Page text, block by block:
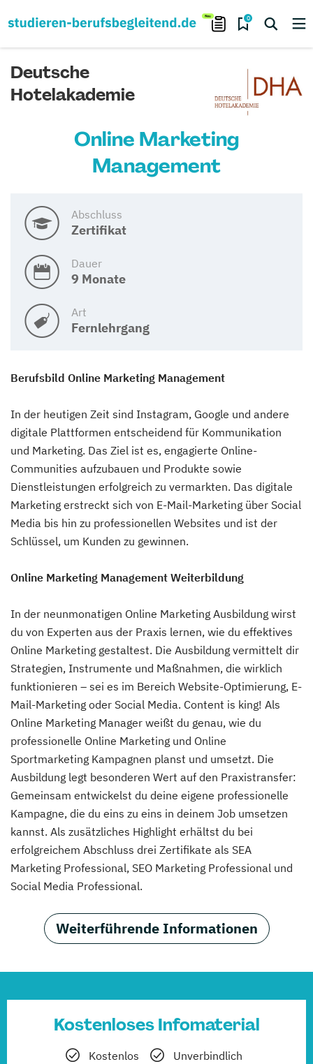
0
Deutsche
Hotelakademie
Online Marketing
Management
Abschluss
Zertifikat
Dauer
9 Monate
Art
Fernlehrgang
Berufsbild Online Marketing Management
In der heutigen Zeit sind Instagram, Google und andere
digitale Plattformen entscheidend für Kommunikation
und Marketing. Das Ziel ist es, engagierte Online-
Communities aufzubauen und Produkte sowie
Dienstleistungen erfolgreich zu vermarkten. Das digitale
Marketing erstreckt sich von E-Mail-Marketing über Social
Media bis hin zu professionellen Websites und ist der
Schlüssel, um Kunden zu gewinnen.
Online Marketing Management Weiterbildung
In der neunmonatigen Online Marketing Ausbildung wirst
du von Experten aus der Praxis lernen, wie du effektives
Online Marketing gestaltest. Die Ausbildung vermittelt dir
Strategien, Instrumente und Maßnahmen, die wirklich
funktionieren – sei es im Bereich Website-Optimierung, E-
Mail-Marketing oder Social Media. Content is king! Als
Online Marketing Manager weißt du genau, wie du
professionelle Online Marketing und Online
Sportmarketing Kampagnen planst und umsetzt. Die
Ausbildung legt besonderen Wert auf den Praxistransfer:
Gemeinsam entwickelst du deine eigene professionelle
Kampagne, die du eins zu eins in deinem Job umsetzen
kannst. Als zusätzliches Highlight erhältst du bei
erfolgreichem Abschluss drei Zertifikate als SEA
Marketing Professional, SEO Marketing Professional und
Social Media Professional.
Weiterführende Informationen
Kostenloses Infomaterial
Kostenlos
Unverbindlich